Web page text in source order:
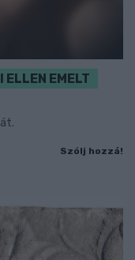
ELLEN EMELT
Szólj hozzá!